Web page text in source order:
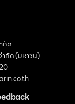
กัด
ำกัด (มหาชน)